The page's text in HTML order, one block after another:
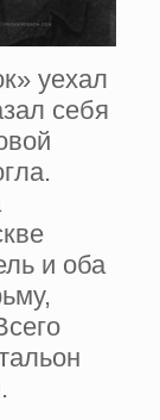
уехал
себя
и оба